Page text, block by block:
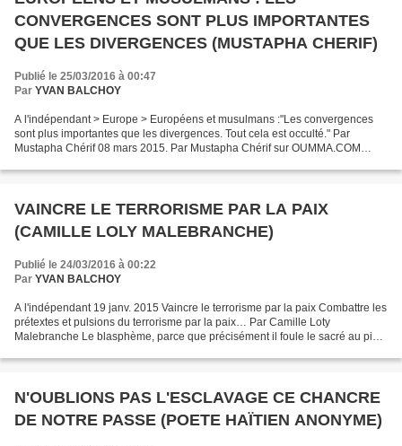
CONVERGENCES SONT PLUS IMPORTANTES
QUE LES DIVERGENCES (MUSTAPHA CHERIF)
Publié le 25/03/2016 à 00:47
Par YVAN BALCHOY
A l'indépendant > Europe > Européens et musulmans :"Les convergences
sont plus importantes que les divergences. Tout cela est occulté." Par
Mustapha Chérif 08 mars 2015. Par Mustapha Chérif sur OUMMA.COM
VAINCRE LE TERRORISME PAR LA PAIX
(CAMILLE LOLY MALEBRANCHE)
Publié le 24/03/2016 à 00:22
Par YVAN BALCHOY
A l'indépendant 19 janv. 2015 Vaincre le terrorisme par la paix Combattre les
prétextes et pulsions du terrorisme par la paix… Par Camille Loty
Malebranche Le blasphème, parce que précisément il foule le sacré au pied,
N'OUBLIONS PAS L'ESCLAVAGE CE CHANCRE
DE NOTRE PASSE (POETE HAÏTIEN ANONYME)